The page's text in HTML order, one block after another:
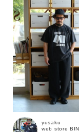
yusaku
web store